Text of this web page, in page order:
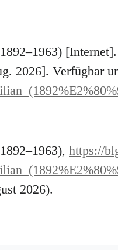
2026]. Verfügbar
https://
2026).